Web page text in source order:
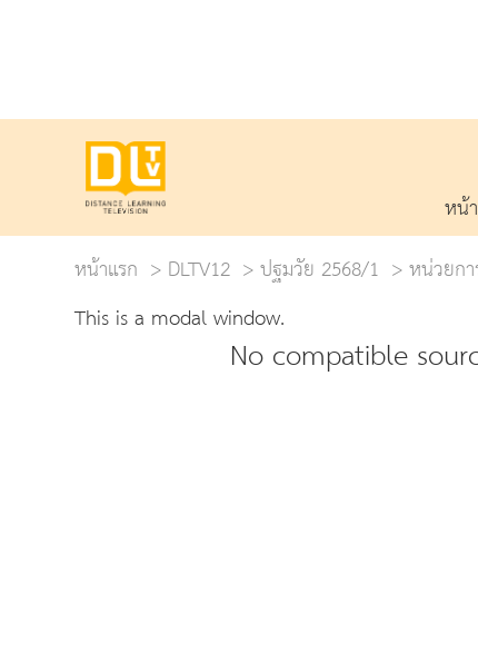
หน้
หน้าแรก
DLTV12 ปฐมวัย 2568/1 หน่วยก
This is a modal window.
No compatible